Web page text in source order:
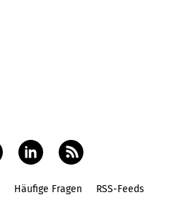
Häufige Fragen RSS-Feeds